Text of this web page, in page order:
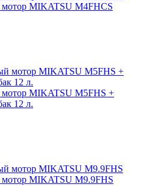
MIKATSU M4FHCS
MIKATSU M5FHS +
12 л.
MIKATSU M9.9FHS